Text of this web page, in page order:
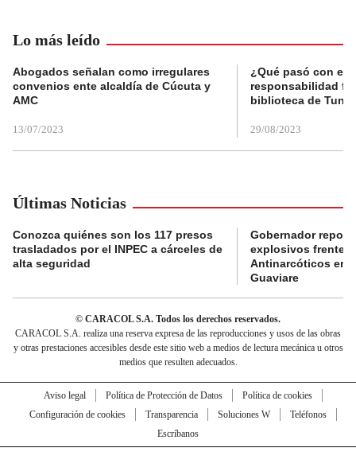
Lo más leído
Abogados señalan como irregulares
convenios ente alcaldía de Cúcuta y
AMC
13/07/2023
¿Qué pasó con el
responsabilidad
biblioteca de
29/08/2023
Últimas Noticias
Conozca quiénes son los 117 presos
trasladados por el INPEC a cárceles de
alta seguridad
Gobernador
explosivos frente a
Antinarcóticos en
Guaviare
© CARACOL S.A. Todos los derechos reservados.
CARACOL S.A. realiza una reserva expresa de las reproducciones y usos de las obras
y otras prestaciones accesibles desde este sitio web a medios de lectura mecánica u otros
medios que resulten adecuados.
Aviso legal Política de Protección de Datos
Política de cookies
Configuración de cookies
Transparencia Soluciones W
Teléfonos
Escríbanos